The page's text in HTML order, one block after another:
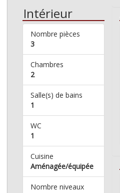
Intérieur
Nombre pièces
3
Chambres
2
Salle(s) de bains
1
WC
1
Cuisine
Aménagée/équipée
Nombre niveaux